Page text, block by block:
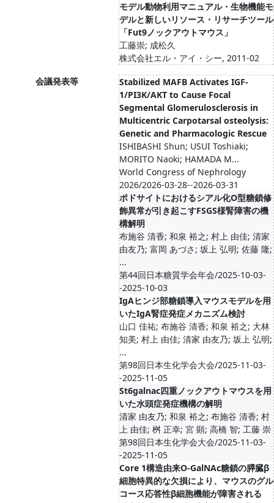
モデル動物利用マニュアル・生物機能モ
デルと新しいリソース・リサーチツール
「Fut9ノックアウトマウス」
工藤崇; 成松久
株式会社エル・アイ・シー, 2011-02
会議発表等
Stabilized MAFB Activates IGF-
1/PI3K/AKT to Cause Focal
Segmental Glomerulosclerosis in
Multicentric Carpotarsal osteolysis:
Genetic and Pharmacologic Rescue
ISHIBASHI Shun; USUI Toshiaki;
MORITO Naoki; HAMADA M...
World Congress of Nephrology
2026/2026-03-28--2026-03-31
ポドサイトにおけるシアル化O型糖鎖修
飾異常が引き起こすFSGS様腎障害の機
構解明
布施谷 清香; 和泉 裕之; 村上 由佳; 清家
由友乃; 富岡 あづさ; 坂上 弘明; 佐藤 隆;
...
第44回日本糖質学会年会/2025-10-03-
-2025-10-03
IgAヒンジ部糖鎖導入マウスモデルを用
いたIgA腎症発症メカニズム検討
山口 佳祐; 布施谷 清香; 和泉 裕之; 大林
知美; 村上 由佳; 清家 由友乃; 坂上 弘明;
...
第98回日本生化学会大会/2025-11-03-
-2025-11-05
St6galnac四重ノックアウトマウスを用
いた水頭症発症機構の解明
清家 由友乃; 和泉 裕之; 布施谷 清香; 村
上 由佳; 桝 正幸; 宮 顕; 高橋 智; 工藤 崇
第98回日本生化学会大会/2025-11-03-
-2025-11-05
Core 1構造由来O-GalNAc糖鎖の膵臓β
細胞特異的な欠損により、マウスのグル
コース応答性β細胞機能が障害される